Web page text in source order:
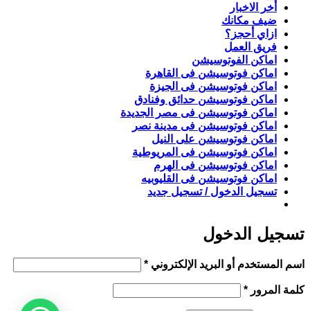
أخر الاخبار
ضيف مكانك
ازاي أحجز؟
فريق العمل
اماكن الفوتوسيشن
اماكن فوتوسيشن فى القاهرة
اماكن فوتوسيشن فى الجيزة
اماكن فوتوسيشن حدائق وفنادق
اماكن فوتوسيشن فى مصر الجديدة
اماكن فوتوسيشن فى مدينة نصر
اماكن فوتوسيشن على النيل
اماكن فوتوسيشن فى المريوطية
اماكن فوتوسيشن فى الهرم
اماكن فوتوسيشن فى القليوبيه
تسجيل الدخول / تسجيل جديد
تسجيل الدخول
اسم المستخدم أو البريد الإلكتروني *مطلوبة
كلمة المرور *مطلوبة